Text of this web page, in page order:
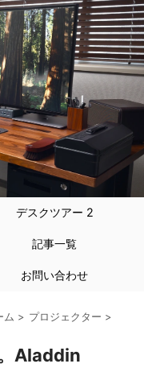
デスクツアー 2
記事一覧
お問い合わせ
ム > プロジェクター >
Aladdin